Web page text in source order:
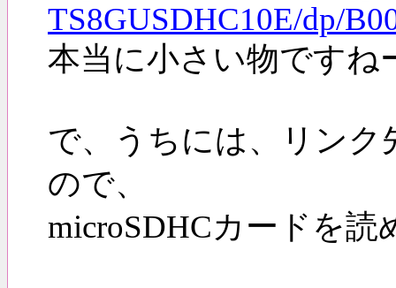
TS8GUSDHC10E/dp/
本当に小さい物ですね
で、うちには、リンク
ので、
microSDHCカードを